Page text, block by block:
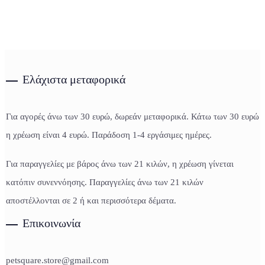
Ελάχιστα μεταφορικά
Για αγορές άνω των 30 ευρώ, δωρεάν μεταφορικά. Κάτω των 30 ευρώ
η χρέωση είναι 4 ευρώ. Παράδοση 1-4 εργάσιμες ημέρες.
Για παραγγελίες με βάρος άνω των 21 κιλών, η χρέωση γίνεται
κατόπιν συνεννόησης. Παραγγελίες άνω των 21 κιλών
αποστέλλονται σε 2 ή και περισσότερα δέματα.
Επικοινωνία
petsquare.store@gmail.com